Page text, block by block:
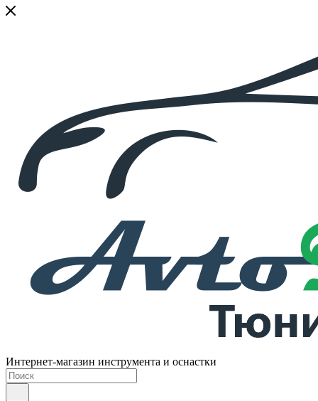
Интернет-магазин инструмента и оснастки